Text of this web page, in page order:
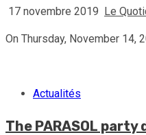
17 novembre 2019 Le
On Thursday, November 14,
Actualités
The PARASOL